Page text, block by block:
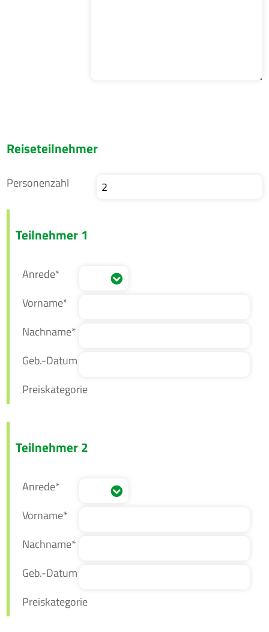
Reiseteilnehmer
Personenzahl
Teilnehmer 1
Anrede*
Vorname*
Nachname*
Geb.-Datum
Preiskategorie
Teilnehmer 2
Anrede*
Vorname*
Nachname*
Geb.-Datum
Preiskategorie